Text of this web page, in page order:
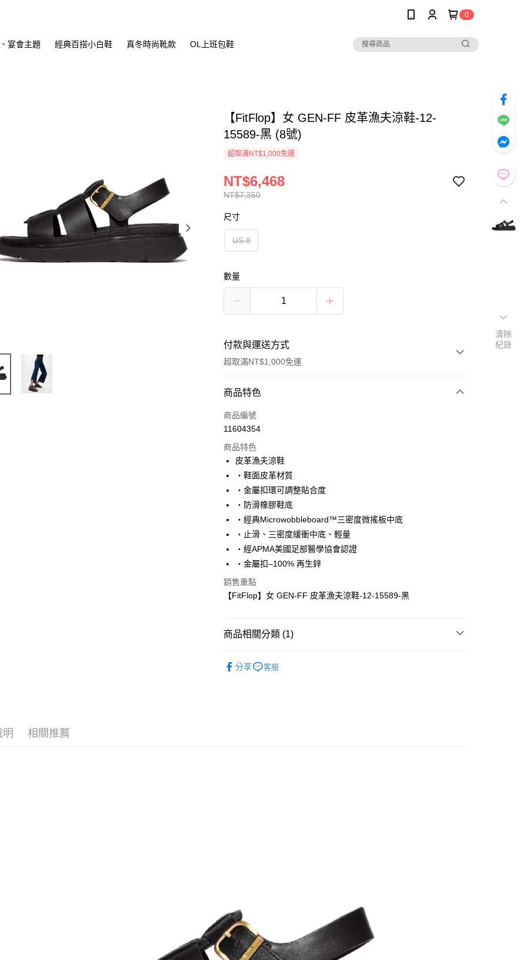
0
宴會主題 經典百搭小白鞋 真冬時尚靴款 OL上班包鞋
【FitFlop】女 GEN-FF 皮革漁夫涼鞋-12-
15589-黑 (8號)
超取滿NT$1,000免運
NT$7,350
NT$6,468
尺寸
US 8
數量
付款與運送方式
超取滿NT$1,000免運
付款方式
信用卡一次付款
運送方式
全家取貨付款
每筆NT$60，滿NT$1,000(含以上)免運費
7-11取貨付款
每筆NT$60，滿NT$1,000(含以上)免運費
每筆NT$80，滿NT$1,000(含以上)免運費
商品特色
商品編號
11604354
商品特色
皮革漁夫涼鞋
‧鞋面皮革材質
‧金屬扣環可調整貼合度
‧防滑橡膠鞋底
‧經典Microwobbleboard™三密度微搖板中底
‧止滑、三密度緩衝中底、輕量
‧經APMA美國足部醫學協會認證
‧金屬扣–100% 再生鋅
銷售重點
【FitFlop】女 GEN-FF 皮革漁夫涼鞋-12-15589-黑
商品相關分類 (1)
分享
客服
明 相關推薦
清除
紀錄